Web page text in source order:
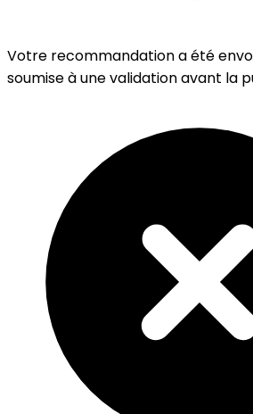
Votre recommandation a été
soumise à une validation avant la